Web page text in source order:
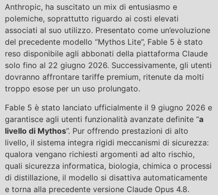
Anthropic, ha suscitato un mix di entusiasmo e
polemiche, soprattutto riguardo ai costi elevati
associati al suo utilizzo. Presentato come un’evoluzione
del precedente modello “Mythos Lite”, Fable 5 è stato
reso disponibile agli abbonati della piattaforma Claude
solo fino al 22 giugno 2026. Successivamente, gli utenti
dovranno affrontare tariffe premium, ritenute da molti
troppo esose per un uso prolungato.
Fable 5 è stato lanciato ufficialmente il 9 giugno 2026 e
garantisce agli utenti funzionalità avanzate definite “a
livello di Mythos”. Pur offrendo prestazioni di alto
livello, il sistema integra rigidi meccanismi di sicurezza:
qualora vengano richiesti argomenti ad alto rischio,
quali sicurezza informatica, biologia, chimica o processi
di distillazione, il modello si disattiva automaticamente
e torna alla precedente versione Claude Opus 4.8.